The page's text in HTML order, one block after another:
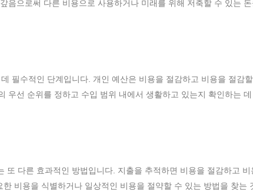
음으로써 다른 비용으로 사용하거나 미래를 위해 저축할 수 있는 돈
필수적인 단계입니다. 개인 예산은 비용을 절감하고 비용을 절감
우선 순위를 정하고 수입 범위 내에서 생활하고 있는지 확인하는 데
또 다른 효과적인 방법입니다. 지출을 추적하면 비용을 절감하고 비
비용을 식별하거나 일상적인 비용을 절약할 수 있는 방법을 찾는